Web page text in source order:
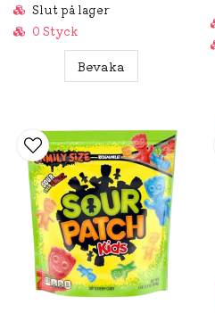
Slut på lager
0 Styck
Bevaka